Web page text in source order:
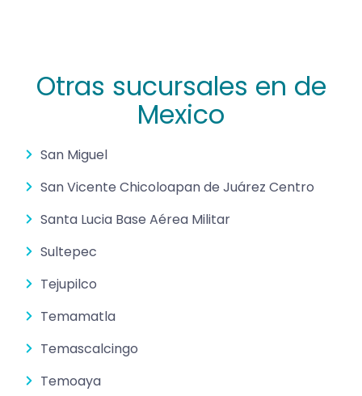
Otras sucursales en de
Mexico
San Miguel
San Vicente Chicoloapan de Juárez Centro
Santa Lucia Base Aérea Militar
Sultepec
Tejupilco
Temamatla
Temascalcingo
Temoaya